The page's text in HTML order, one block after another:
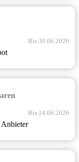
Bis 30.06.2026
Bis 24.06.2026